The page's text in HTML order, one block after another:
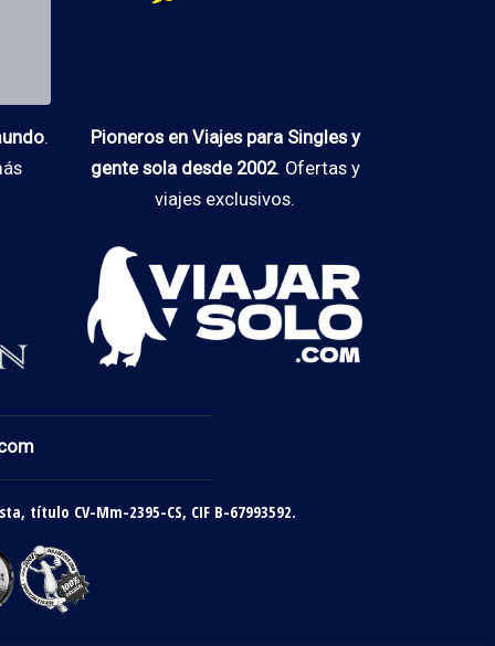
.
Pioneros en Viajes para Singles y
gente sola desde 2002. Ofertas y
viajes exclusivos.
título CV-Mm-2395-CS, CIF B-67993592.